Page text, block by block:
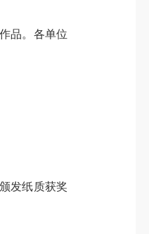
品。各单位
发纸质获奖